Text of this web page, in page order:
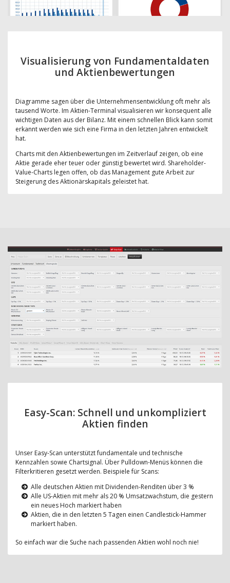
Visualisierung von Fundamentaldaten
und Aktienbewertungen
Diagramme sagen über die Unternehmensentwicklung oft mehr als
tausend Worte. Im Aktien-Terminal visualisieren wir konsequent alle
wichtigen Daten aus der Bilanz. Mit einem schnellen Blick kann somit
erkannt werden wie sich eine Firma in den letzten Jahren entwickelt
hat.
Charts mit den Aktienbewertungen im Zeitverlauf zeigen, ob eine
Aktie gerade eher teuer oder günstig bewertet wird. Shareholder-
Value-Charts legen offen, ob das Management gute Arbeit zur
Steigerung des Aktionärskapitals geleistet hat.
Easy-Scan: Schnell und unkompliziert
Aktien finden
Unser Easy-Scan unterstützt fundamentale und technische
Kennzahlen sowie Chartsignal. Über Pulldown-Menüs können die
Filterkritieren gesetzt werden. Beispiele für Scans:
Alle deutschen Aktien mit Dividenden-Renditen über 3 %
Alle US-Aktien mit mehr als 20 % Umsatzwachstum, die gestern
ein neues Hoch markiert haben
Aktien, die in den letzten 5 Tagen einen Candlestick-Hammer
markiert haben.
So einfach war die Suche nach passenden Aktien wohl noch nie!